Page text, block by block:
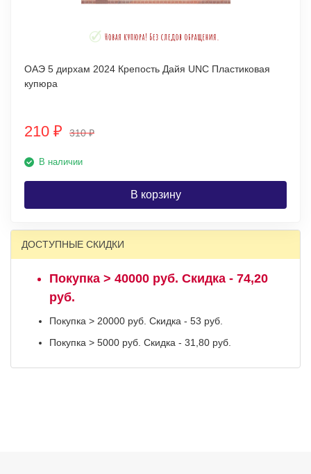
ОАЭ 5 дирхам 2024 Крепость Дайя UNC Пластиковая
купюра
210 ₽ 310₽
В наличии
В корзину
ДОСТУПНЫЕ СКИДКИ
Покупка > 40000 руб. Скидка - 74,20
руб.
Покупка > 20000 руб. Скидка - 53 руб.
Покупка > 5000 руб. Скидка - 31,80 руб.